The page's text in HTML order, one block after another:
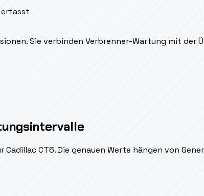
erfasst
Sie verbinden Verbrenner-Wartung mit
CT6. Die genauen Werte hängen von